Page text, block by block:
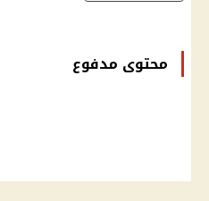
محتوى مدفوع